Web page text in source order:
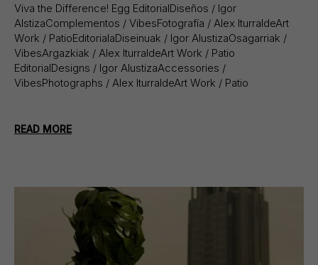
Viva the Difference! Egg EditorialDiseños / Igor
AlstizaComplementos / VibesFotografía / Alex IturraldeArt
Work / PatioEditorialaDiseinuak / Igor AlustizaOsagarriak /
VibesArgazkiak / Alex IturraldeArt Work / Patio
EditorialDesigns / Igor AlustizaAccessories /
VibesPhotographs / Alex IturraldeArt Work / Patio
READ MORE